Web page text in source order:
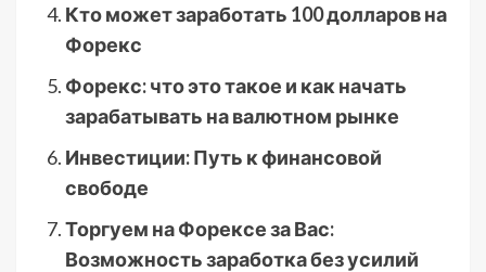
Кто может заработать 100 долларов на
Форекс
Форекс: что это такое и как начать
зарабатывать на валютном рынке
Инвестиции: Путь к финансовой
свободе
Торгуем на Форексе за Вас:
Возможность заработка без усилий